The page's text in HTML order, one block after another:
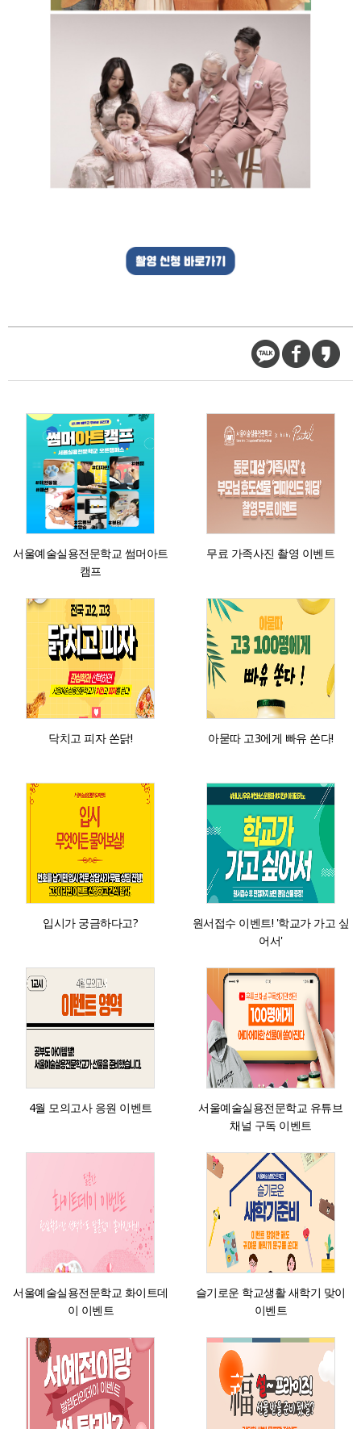
서울예술실용전문학교 썸머아트
캠프
무료 가족사진 촬영 이벤트
닥치고 피자 쏜닭! 아묻따 고3에게 빠유 쏜다!
입시가 궁금하다고?
원서접수 이벤트! '학교가 가고 싶
어서'
4월 모의고사 응원 이벤트
서울예술실용전문학교 유튜브
채널 구독 이벤트
서울예술실용전문학교 화이트데
이 이벤트
슬기로운 학교생활 새학기 맞이
이벤트